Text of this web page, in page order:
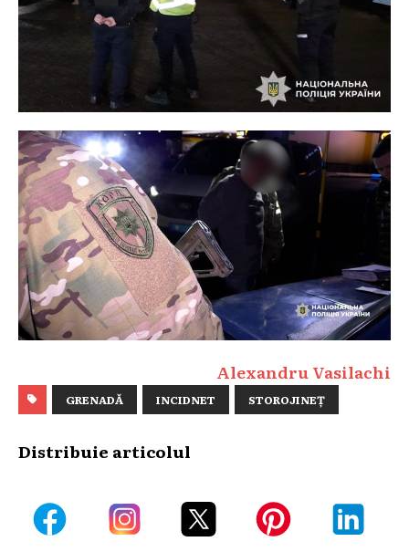
Alexandru Vasilachi
GRENADĂ INCIDNET STOROJINEȚ
Distribuie articolul